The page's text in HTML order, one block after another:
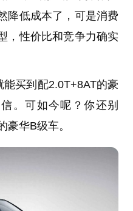
降低成本了，可是消费
，性价比和竞争力确实
买到配2.0T+8AT的豪
。可如今呢？你还别
豪华B级车。